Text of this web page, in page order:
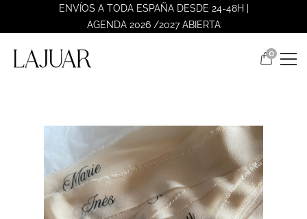
ENVÍOS A TODA ESPAÑA DESDE 24-48H |
AGENDA 2026 /2027 ABIERTA
0